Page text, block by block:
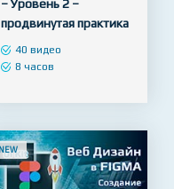
   
   
Adobe Illustrator с нуля
– Уровень 2 –
продвинутая практика